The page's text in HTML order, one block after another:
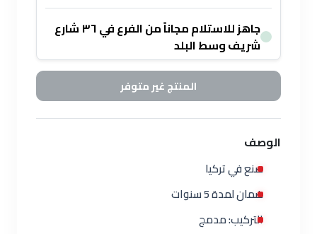
جاهز للاستلام مجاناً من الفرع في ٣٦ شارع
شريف وسط البلد
المنتج غير متوفر
الوصف
صنع في تركيا
ضمان لمدة 5 سنوات
التركيب: مدمج